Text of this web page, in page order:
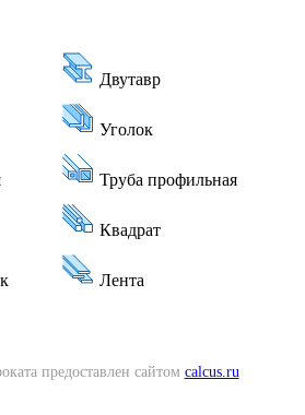
предоставлен сайтом calcus.ru